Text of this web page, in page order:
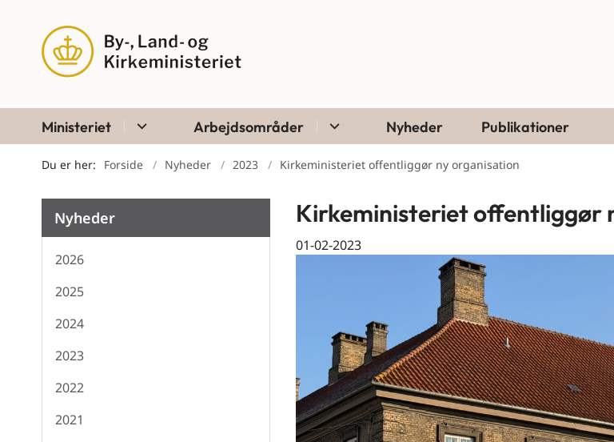
Ministeriet Arbejdsområder Nyheder Publikationer
Du er her: Forside Nyheder 2023 Kirkeministeriet offentliggør ny organisation
Nyheder
2026
2025
2024
2023
2022
2021
Kirkeministeriet offentliggør
01-02-2023